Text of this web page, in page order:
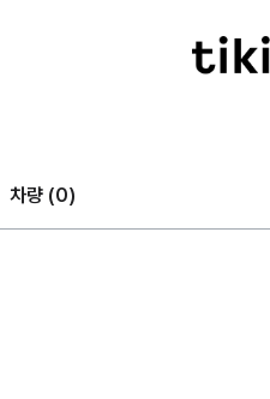
차량 (0)